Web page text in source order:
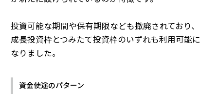
投資可能な期間や保有期限なども撤廃されており、
成長投資枠とつみたて投資枠のいずれも利用可能に
なりました。
資金使途のパターン